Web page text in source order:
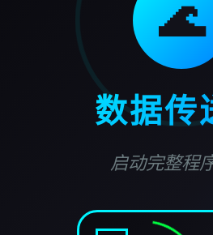
🌊
数据传
启动完整程